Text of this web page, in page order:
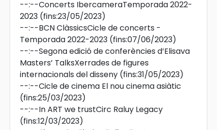
--:--Concerts IbercameraTemporada 2022-
2023 (fins:23/05/2023)
--:--BCN ClàssicsCicle de concerts -
Temporada 2022-2023 (fins:07/06/2023)
--:--Segona edició de conferències d’Elisava
Masters’ TalksXerrades de figures
internacionals del disseny (fins:31/05/2023)
--:--Cicle de cinema El nou cinema asiàtic
(fins:25/03/2023)
--:--In ART we trustCirc Raluy Legacy
(fins:12/03/2023)